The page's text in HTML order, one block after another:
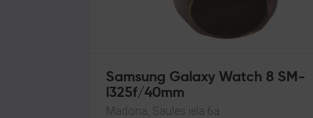
Samsung Galaxy Watch 8 SM-
l325f/40mm
Madona, Saules iela 6a